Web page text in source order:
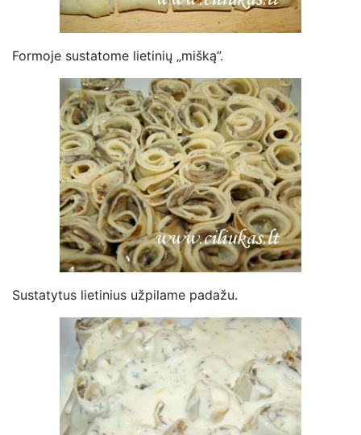
Formoje sustatome lietinių „mišką”.
Sustatytus lietinius užpilame padažu.